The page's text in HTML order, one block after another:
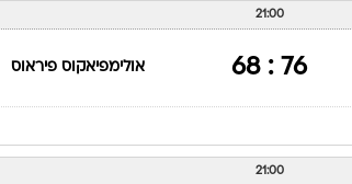
21:00
76 : 68 אולימפיאקוס פיראוס
21:00